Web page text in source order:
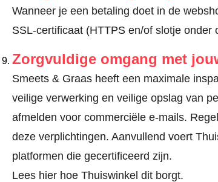
Wanneer je een betaling doet in de
SSL-certificaat (HTTPS en/of slotje onder
Zorgvuldige omgang met
Smeets & Graas heeft een maximale
veilige verwerking en veilige opslag van
afmelden voor commerciële e-mails.
deze verplichtingen. Aanvullend voert
platformen die gecertificeerd zijn.
Lees hier hoe Thuiswinkel dit borgt.